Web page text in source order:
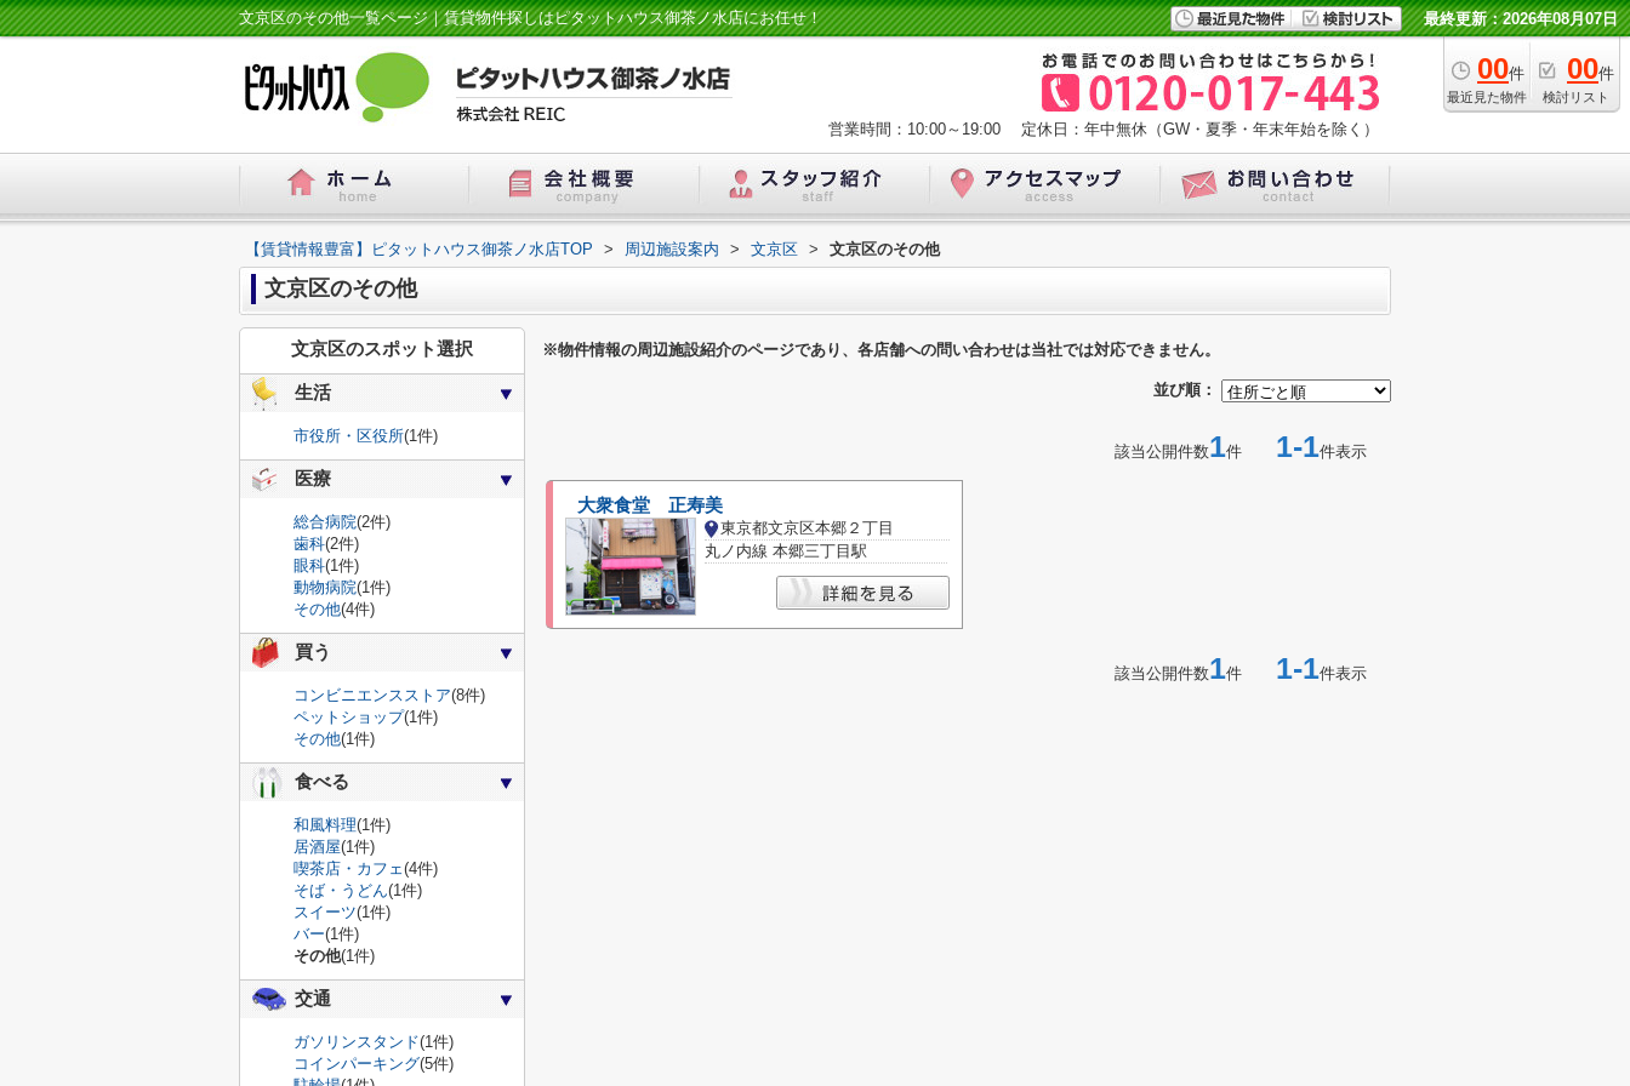
文京区のその他一覧ページ｜賃貸物件探しはピタットハウス御茶ノ水店にお任せ！ 最終更新：2026年08月07日
00件
最近見た物件
00件
検討リスト
営業時間：10:00～19:00 定休日：年中無休（GW・夏季・年末年始を除く）
【賃貸情報豊富】ピタットハウス御茶ノ水店TOP > 周辺施設案内 > 文京区 > 文京区のその他
文京区のその他
※物件情報の周辺施設紹介のページであり、各店舗への問い合わせは当社では対応できません。
並び順：
該当公開件数1件 1-1件表示
大衆食堂 正寿美
東京都文京区本郷２丁目
丸ノ内線 本郷三丁目駅
該当公開件数1件 1-1件表示
文京区のスポット選択
生活
市役所・区役所(1件)
医療
総合病院(2件)
歯科(2件)
眼科(1件)
動物病院(1件)
その他(4件)
買う
コンビニエンスストア(8件)
ペットショップ(1件)
その他(1件)
食べる
和風料理(1件)
居酒屋(1件)
喫茶店・カフェ(4件)
そば・うどん(1件)
スイーツ(1件)
バー(1件)
その他(1件)
交通
ガソリンスタンド(1件)
コインパーキング(5件)